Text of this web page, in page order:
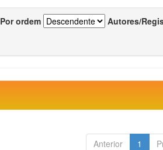
Por ordem Autores/
Anterior 1